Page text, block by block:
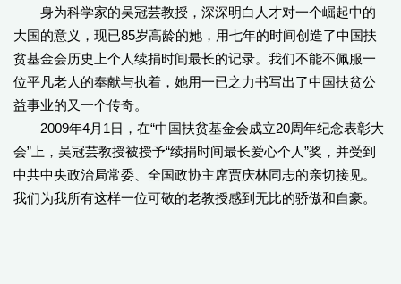
身为科学家的吴冠芸教授，深深明白人才对一个崛起中的
大国的意义，现已85岁高龄的她，用七年的时间创造了中国扶
贫基金会历史上个人续捐时间最长的记录。我们不能不佩服一
位平凡老人的奉献与执着，她用一已之力书写出了中国扶贫公
益事业的又一个传奇。
2009年4月1日，在“中国扶贫基金会成立20周年纪念表彰大
会”上，吴冠芸教授被授予“续捐时间最长爱心个人”奖，并受到
中共中央政治局常委、全国政协主席贾庆林同志的亲切接见。
我们为我所有这样一位可敬的老教授感到无比的骄傲和自豪。